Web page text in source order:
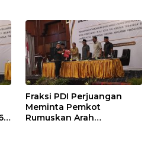
Fraksi PDI Perjuangan
Meminta Pemkot
Rumuskan Arah